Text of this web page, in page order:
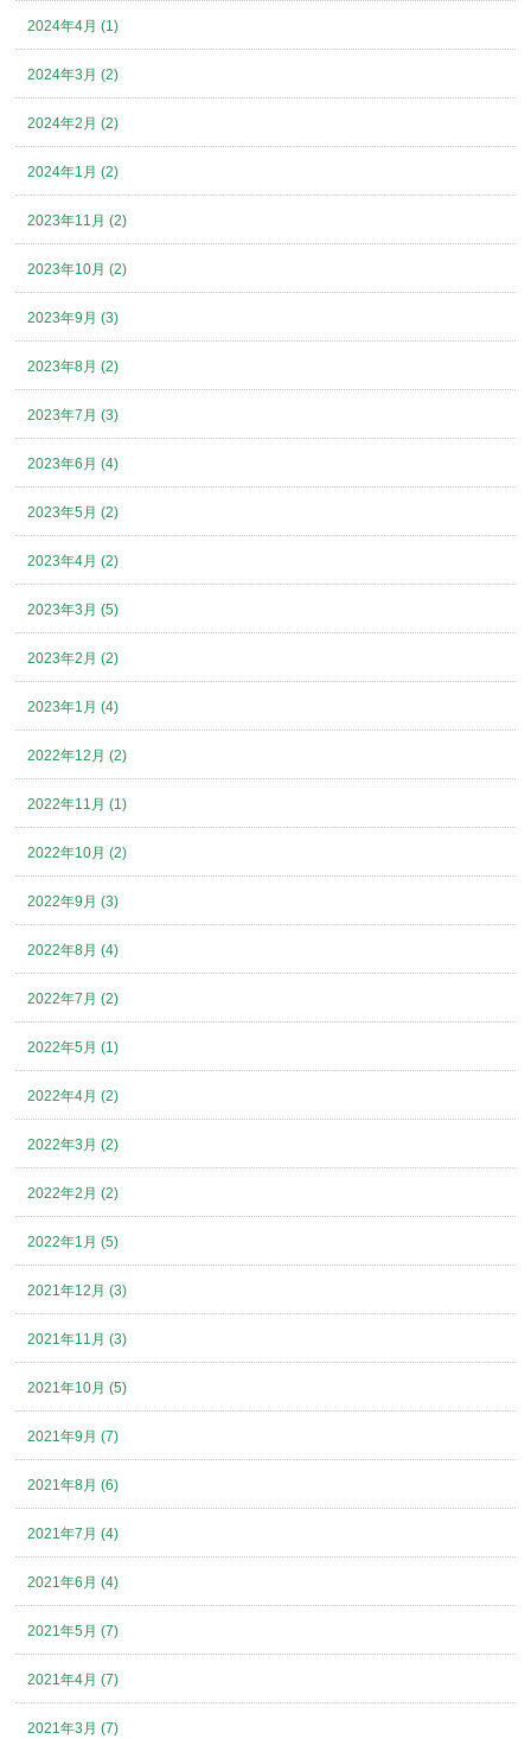
2024年4月 (1)
2024年3月 (2)
2024年2月 (2)
2024年1月 (2)
2023年11月 (2)
2023年10月 (2)
2023年9月 (3)
2023年8月 (2)
2023年7月 (3)
2023年6月 (4)
2023年5月 (2)
2023年4月 (2)
2023年3月 (5)
2023年2月 (2)
2023年1月 (4)
2022年12月 (2)
2022年11月 (1)
2022年10月 (2)
2022年9月 (3)
2022年8月 (4)
2022年7月 (2)
2022年5月 (1)
2022年4月 (2)
2022年3月 (2)
2022年2月 (2)
2022年1月 (5)
2021年12月 (3)
2021年11月 (3)
2021年10月 (5)
2021年9月 (7)
2021年8月 (6)
2021年7月 (4)
2021年6月 (4)
2021年5月 (7)
2021年4月 (7)
2021年3月 (7)